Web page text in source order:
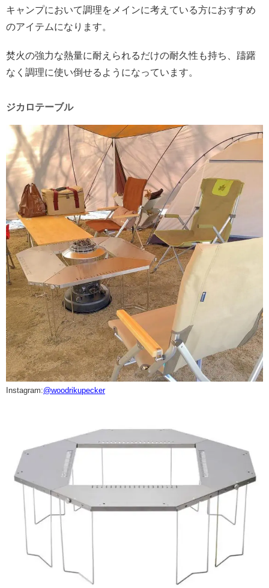
キャンプにおいて調理をメインに考えている方におすすめ
のアイテムになります。
焚火の強力な熱量に耐えられるだけの耐久性も持ち、躊躇
なく調理に使い倒せるようになっています。
ジカロテーブル
Instagram:@woodrikupecker